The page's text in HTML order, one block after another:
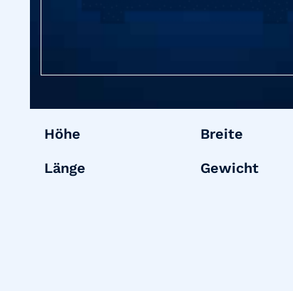
Höhe
Breite
Länge
Gewicht